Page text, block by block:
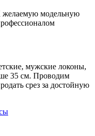
модельную
мужские локоны,
35 см. Проводим
срез за достойную